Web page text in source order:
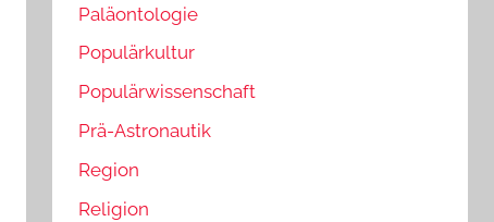
Paläontologie
Populärkultur
Populärwissenschaft
Prä-Astronautik
Region
Religion